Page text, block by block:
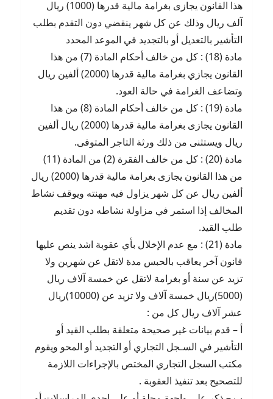
هذا القانون يجازى بغرامة مالية قدرها (1000) ريال
آلف ريال وذلك عن كل شهر ينقضي دون التقدم بطلب
التأشير بالتعديل أو بالتجديد في الموعد المحدد
مادة (18) : كل من خالف أحكام المادة (7) من هذا
القانون يجازي بغرامة مالية قدرها (2000) ألفين ريال
وتضاعف الغرامة في حالة العود.
مادة (19) : كل من خالف أحكام المادة (8) من هذا
القانون يجازى بغرامة مالية قدرها (2000) ريال ألفين
ريال ويستثنى من ذلك ورثة التاجر المتوفى.
مادة (20) : كل من خالف الفقرة (2) من المادة (11)
من هذا القانون يجازى بغرامة مالية قدرها (2000) ريال
ألفين ريال عن كل شهر يزاول فيه مهنته ويوقف نشاط
المخالف إذا استمر في مزاولة نشاطه دون تقديم
طلب القيد.
مادة (21) : مع عدم الإخلال بأي عقوبة اشد ينص عليها
قانون آخر يعاقب بالحبس مدة لاتقل عن شهرين ولا
تزيد عن سنة أو بغرامة لاتقل عن خمسة آلاف ريال
(5000)ريال خمسة آلاف ولا تزيد عن (10000)ريال
عشر آلاف ريال كل من :
أ – قدم بيانات غير صحيحة متعلقة بطلب القيد أو
التأشير في السـجل التجاري أو التجديد أو المحو ويقوم
مكتب السجل التجاري المختص بالإجراءات اللازمة
للتصحيح بعد تنفيذ العقوبة .